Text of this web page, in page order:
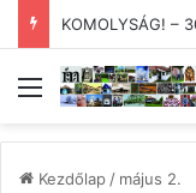
Menü
Kezdőlap/ május 2.